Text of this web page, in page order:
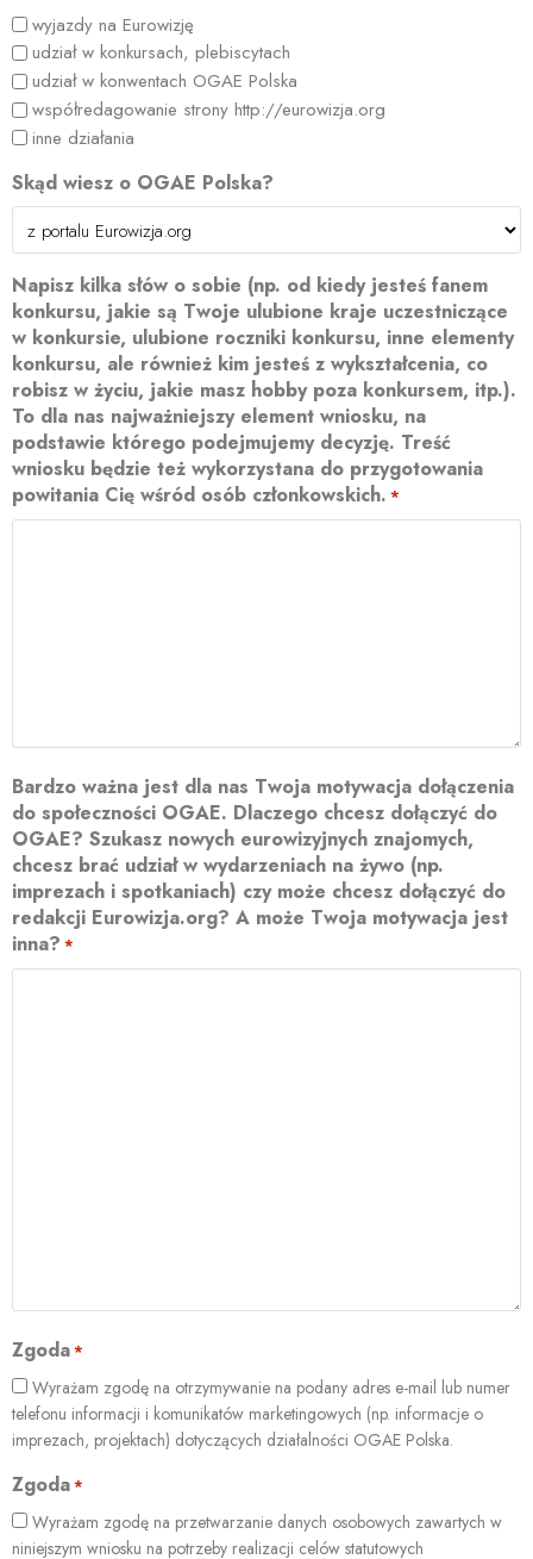
wyjazdy na Eurowizję
udział w konkursach, plebiscytach
udział w konwentach OGAE Polska
współredagowanie strony http://eurowizja.org
inne działania
Skąd wiesz o OGAE Polska?
Napisz kilka słów o sobie (np. od kiedy jesteś fanem
konkursu, jakie są Twoje ulubione kraje uczestniczące
w konkursie, ulubione roczniki konkursu, inne elementy
konkursu, ale również kim jesteś z wykształcenia, co
robisz w życiu, jakie masz hobby poza konkursem, itp.).
To dla nas najważniejszy element wniosku, na
podstawie którego podejmujemy decyzję. Treść
wniosku będzie też wykorzystana do przygotowania
powitania Cię wśród osób członkowskich. *
Bardzo ważna jest dla nas Twoja motywacja dołączenia
do społeczności OGAE. Dlaczego chcesz dołączyć do
OGAE? Szukasz nowych eurowizyjnych znajomych,
chcesz brać udział w wydarzeniach na żywo (np.
imprezach i spotkaniach) czy może chcesz dołączyć do
redakcji Eurowizja.org? A może Twoja motywacja jest
inna? *
Zgoda*
Wyrażam zgodę na otrzymywanie na podany adres e-mail lub numer
telefonu informacji i komunikatów marketingowych (np. informacje o
imprezach, projektach) dotyczących działalności OGAE Polska.
Zgoda*
Wyrażam zgodę na przetwarzanie danych osobowych zawartych w
niniejszym wniosku na potrzeby realizacji celów statutowych